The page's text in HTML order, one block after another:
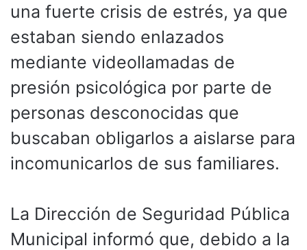
una fuerte crisis de estrés, ya que
estaban siendo enlazados
mediante videollamadas de
presión psicológica por parte de
personas desconocidas que
buscaban obligarlos a aislarse para
incomunicarlos de sus familiares.
La Dirección de Seguridad Pública
Municipal informó que, debido a la